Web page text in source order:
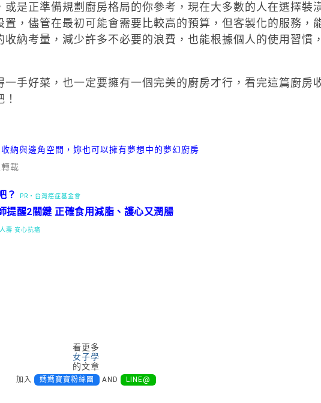
是正準備規劃廚房格局的你參考，現在大多數的人在選擇裝
，儘管在最初可能會需要比較高的預算，但客製化的服務，
納考量，減少許多不必要的浪費，也能根據個人的使用習慣，
手好菜，也一定要擁有一個完美的廚房才行，看完這篇廚房
納與邊角空間，妳也可以擁有夢想中的夢幻廚房
載
？ PR・台灣癌症基金會
提醒2關鍵 正確食用減脂、護心又潤腸
壽 安心抗癌
看更多
女子學
的文章
加入 媽媽寶寶粉絲團 AND LINE@